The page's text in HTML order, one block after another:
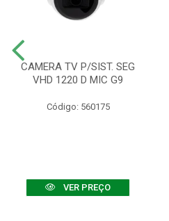
CAMERA TV P/SIST. SEG
VHD 1220 D MIC G9
Código: 560175
VER PREÇO